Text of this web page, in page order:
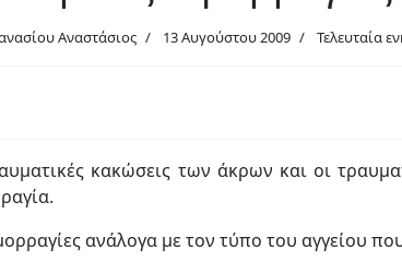
Αναστάσιος 13 Αυγούστου 2009 Τελευταία
κακώσεις των άκρων και οι
ανάλογα με τον τύπο του αγγείου